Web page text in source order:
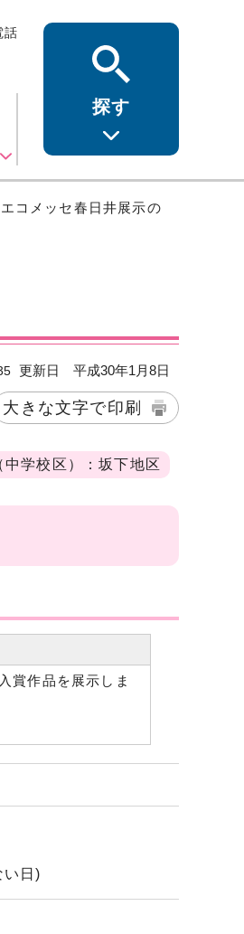
話
探す
コメッセ春日井展示の
更新日 平成30年1月8日
大きな文字で印刷
中学校区）：坂下地区
賞作品を展示しま
い日)